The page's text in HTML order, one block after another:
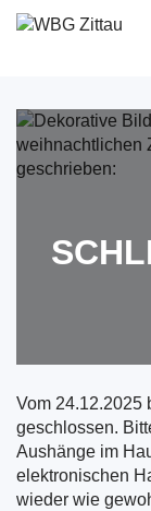
Zum
Inhalt
Vom 24.12.2025
geschlossen.
Aushänge im
elektronischen
wieder wie